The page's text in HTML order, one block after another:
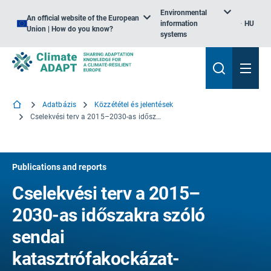
An official website of the European
Union | How do you know?
Environmental
information
systems
HU
Adatbázis
Közzététel és jelentések
Cselekvési terv a 2015–2030-as időszakra szóló sendai katasztrófakockázat-csökkentési keretről. Katasztrófakockázat-tájékoztatáson alapuló megközelítés valamennyi uniós szakpolitikában
Publications and reports
Cselekvési terv a 2015–
2030-as időszakra szóló
sendai
katasztrófakockázat-